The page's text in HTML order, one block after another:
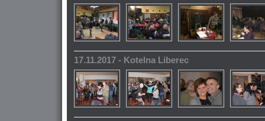
17.11.2017 - Kotelna Liberec